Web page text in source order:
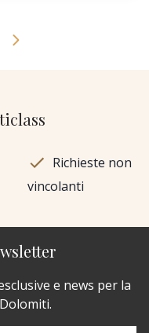
Richieste non
vincolanti
e news per la